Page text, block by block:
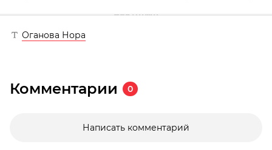
Оганова Нора
Комментарии 0
Написать комментарий